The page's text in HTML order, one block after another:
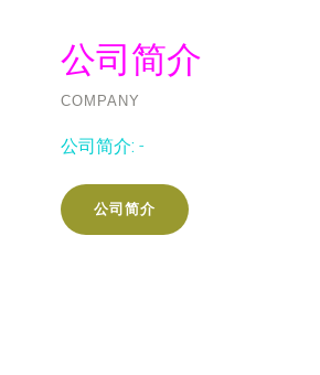
公司简介
COMPANY
公司简介: -
公司简介